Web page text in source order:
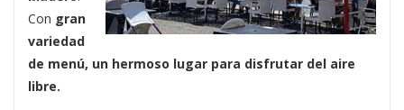
Con gran
variedad
de menú, un hermoso lugar para disfrutar del aire
libre.